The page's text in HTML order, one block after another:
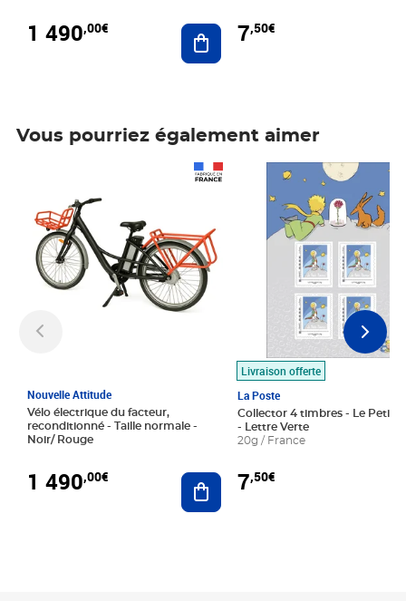
1 490,00€ Ajouter au panier
7,50€
Vous pourriez également aimer
Nouvelle Attitude
Vélo électrique du facteur,
reconditionné - Taille normale -
Noir/ Rouge
1 490,00€ Ajouter au panier
Livraison offerte
La Poste
Collector 4 timbres - Le Petit
- Lettre Verte
20g / France
7,50€
Prix 7,50€